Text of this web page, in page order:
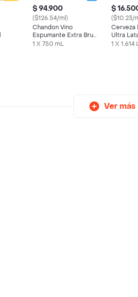
$ 94.900
($126.54/ml)
Chandon Vino
Espumante Extra Brut
750 ml
1 X 750 mL
$
($10.23/
Cerveza
Ultra
1 X 1.614
Ver más